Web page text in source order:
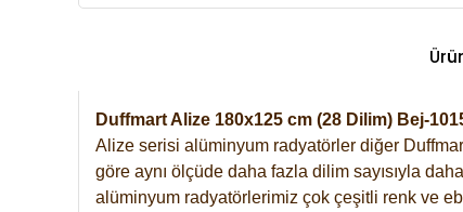
Duffmart Alize 180x125 cm (28 Dilim) Bej-
Alize serisi alüminyum radyatörler diğer
göre aynı ölçüde daha fazla dilim sayısıyla
alüminyum radyatörlerimiz çok çeşitli renk ve